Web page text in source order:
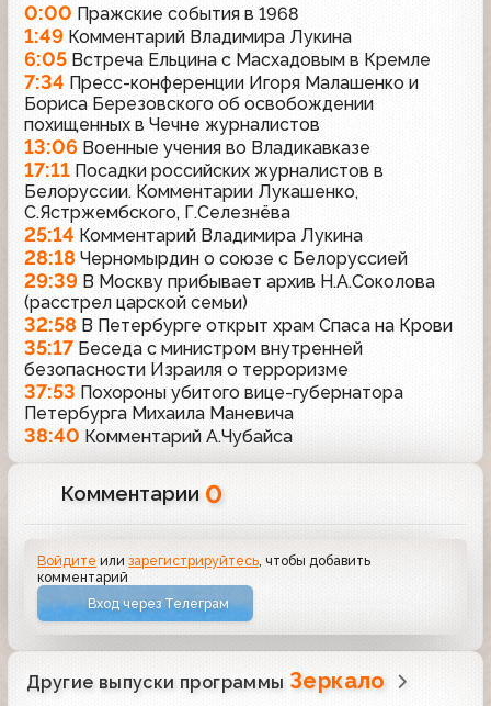
0:00 Пражские события в 1968
1:49 Комментарий Владимира Лукина
6:05 Встреча Ельцина с Масхадовым в Кремле
7:34 Пресс-конференции Игоря Малашенко и
Бориса Березовского об освобождении
похищенных в Чечне журналистов
13:06 Военные учения во Владикавказе
17:11 Посадки российских журналистов в
Белоруссии. Комментарии Лукашенко,
С.Ястржембского, Г.Селезнёва
25:14 Комментарий Владимира Лукина
28:18 Черномырдин о союзе с Белоруссией
29:39 В Москву прибывает архив Н.А.Соколова
(расстрел царской семьи)
32:58 В Петербурге открыт храм Спаса на Крови
35:17 Беседа с министром внутренней
безопасности Израиля о терроризме
37:53 Похороны убитого вице-губернатора
Петербурга Михаила Маневича
38:40 Комментарий А.Чубайса
Комментарии 0
Войдите илизарегистрируйтесь, чтобы добавить
комментарий
Вход через Телеграм
Другие выпуски программы Зеркало